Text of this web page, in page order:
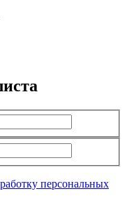
персональных